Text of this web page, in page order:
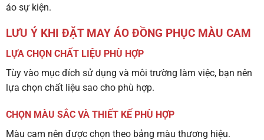
áo sự kiện.
LƯU Ý KHI ĐẶT MAY ÁO ĐỒNG PHỤC MÀU CAM
LỰA CHỌN CHẤT LIỆU PHÙ HỢP
Tùy vào mục đích sử dụng và môi trường làm việc, bạn nên
lựa chọn chất liệu sao cho phù hợp.
CHỌN MÀU SẮC VÀ THIẾT KẾ PHÙ HỢP
Màu cam nên được chọn theo bảng màu thương hiệu.